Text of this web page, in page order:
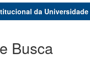
da Universidade
Busca